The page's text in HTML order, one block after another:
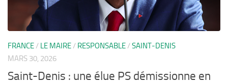
FRANCE / LE MAIRE / RESPONSABLE /SAINT-DENIS
MARS 30, 2026
Saint-Denis : une élue PS démissionne en